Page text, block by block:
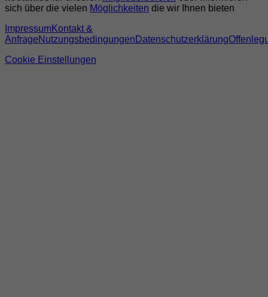
sich über die vielen Möglichkeiten die wir Ihnen bieten
ImpressumKontakt &
AnfrageNutzungsbedingungen Datenschutzerklärung
Cookie Einstellungen